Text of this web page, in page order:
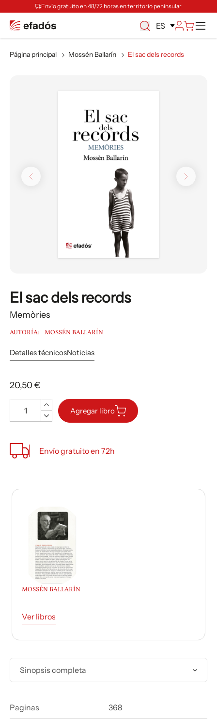
Envío gratuito en 48/72 horas en territorio peninsular
ES
Página principal Mossén Ballarín El sac dels records
El sac dels records
Memòries
AUTORÍA: MOSSÉN BALLARÍN
Detalles técnicosNoticias
20,50 €
Agregar libro
Envío gratuito en 72h
MOSSÉN BALLARÍN
Ver libros
Sinopsis completa
Paginas 368